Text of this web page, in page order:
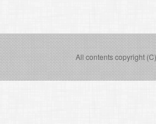
All contents copyright